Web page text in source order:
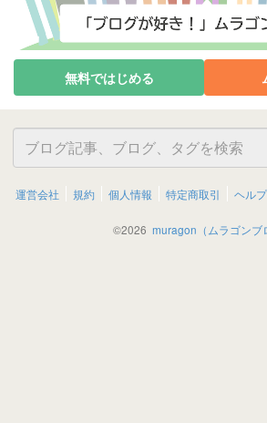
無料ではじめる
運営会社 規約 個人情報 特定商取引 ヘルプ
©2026 muragon（ムラゴンブ